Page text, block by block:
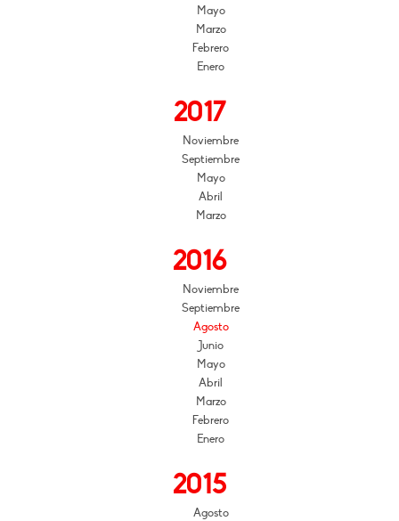
Mayo
Marzo
Febrero
Enero
2017
Noviembre
Septiembre
Mayo
Abril
Marzo
2016
Noviembre
Septiembre
Agosto
Junio
Mayo
Abril
Marzo
Febrero
Enero
2015
Agosto